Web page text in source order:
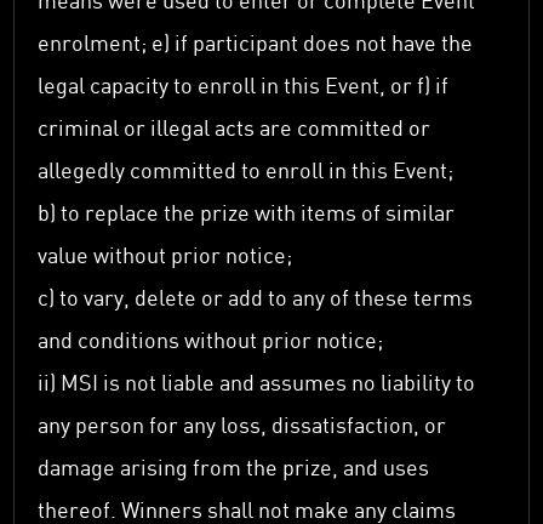
enrolment; e) if participant does not have the
legal capacity to enroll in this Event, or f) if
criminal or illegal acts are committed or
allegedly committed to enroll in this Event;
b) to replace the prize with items of similar
value without prior notice;
c) to vary, delete or add to any of these terms
and conditions without prior notice;
ii) MSI is not liable and assumes no liability to
any person for any loss, dissatisfaction, or
damage arising from the prize, and uses
thereof. Winners shall not make any claims